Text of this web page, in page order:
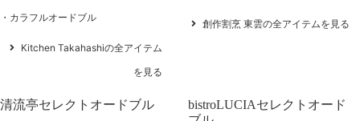
カラフルオードブル
Kitchen Takahashiの全アイテム
を見る
創作割烹 東雲の全アイテムを見る
清流亭セレクトオードブル
bistroLUCIAセレクトオード